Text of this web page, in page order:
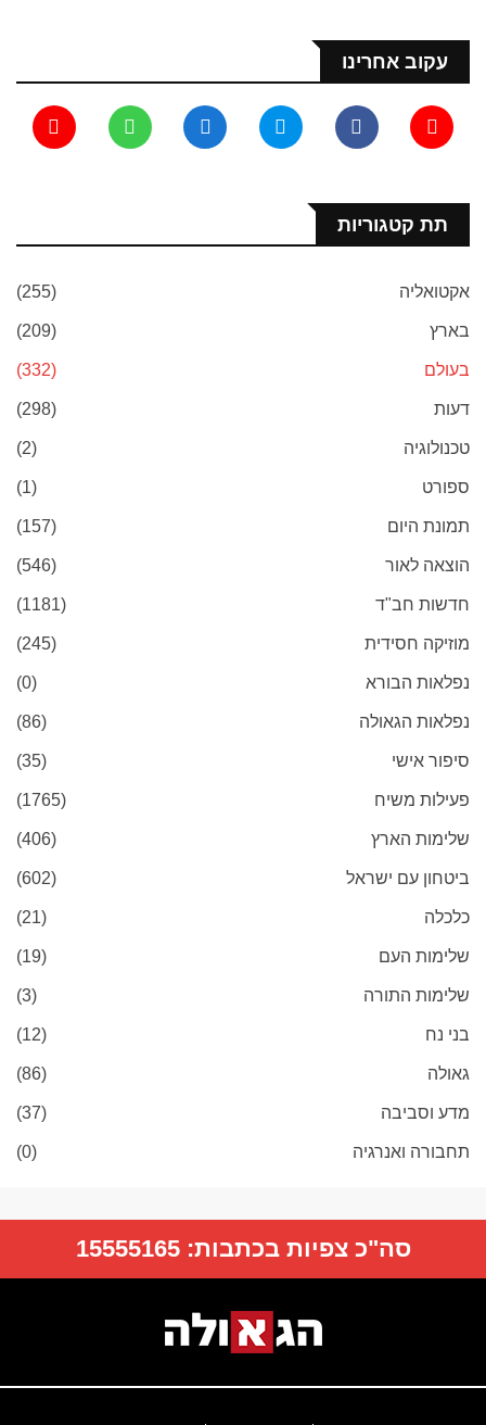
עקוב אחרינו
תת קטגוריות
אקטואליה (255)
בארץ (209)
בעולם (332)
דעות (298)
טכנולוגיה (2)
ספורט (1)
תמונת היום (157)
הוצאה לאור (546)
חדשות חב"ד (1181)
מוזיקה חסידית (245)
נפלאות הבורא (0)
נפלאות הגאולה (86)
סיפור אישי (35)
פעילות משיח (1765)
שלימות הארץ (406)
ביטחון עם ישראל (602)
כלכלה (21)
שלימות העם (19)
שלימות התורה (3)
בני נח (12)
גאולה (86)
מדע וסביבה (37)
תחבורה ואנרגיה (0)
סה"כ צפיות בכתבות:15555165